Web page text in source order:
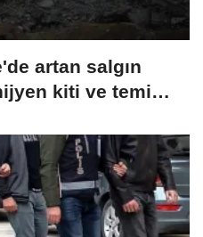
artan salgın
kiti ve temiz